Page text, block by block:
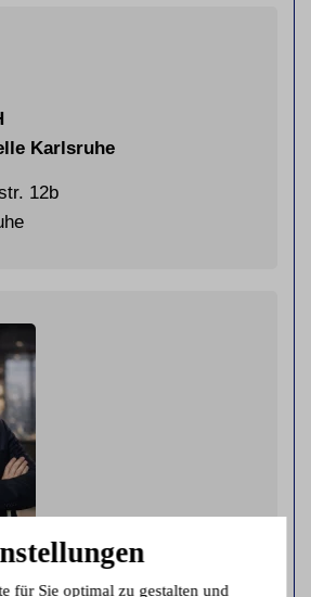
Karlsruhe
12b
für Sie optimal zu gestalten und